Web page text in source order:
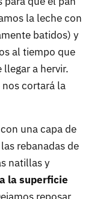
la leche con
batidos) y
al tiempo que
llegar a hervir.
nos cortará la
una capa de
rebanadas de
natillas y
la superficie